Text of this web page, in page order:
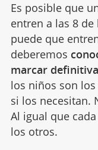
Es posible que
entren a las 8
puede que
deberemos
marcar
los niños son
si los necesitan.
Al igual que
los otros.